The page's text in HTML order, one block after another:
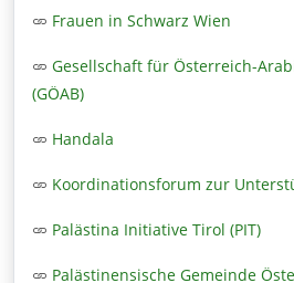
Frauen in Schwarz Wien
Gesellschaft für Österreich-
(GÖAB)
Handala
Koordinationsforum zur
Palästina Initiative Tirol (PIT)
Palästinensische Gemeinde